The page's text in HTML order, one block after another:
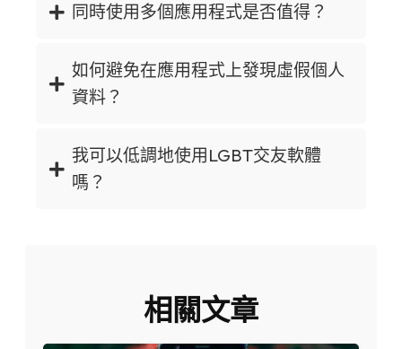
同時使用多個應用程式是否值得？
如何避免在應用程式上發現虛假個人
資料？
我可以低調地使用LGBT交友軟體
嗎？
相關文章